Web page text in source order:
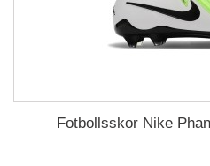
Fotbollsskor Nike